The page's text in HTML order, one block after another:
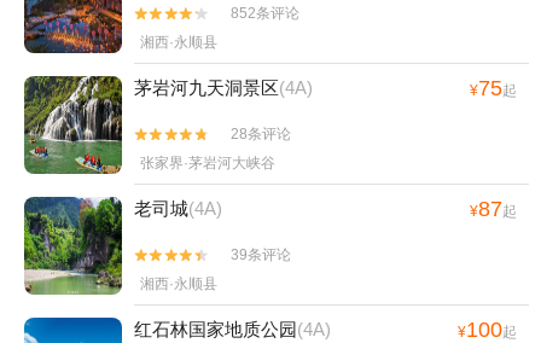


852条评论
湘西·永顺县
茅岩河九天洞景区(4A) ¥75起


28条评论
张家界·茅岩河大峡谷
老司城(4A) ¥87起


39条评论
湘西·永顺县
红石林国家地质公园(4A) ¥100起